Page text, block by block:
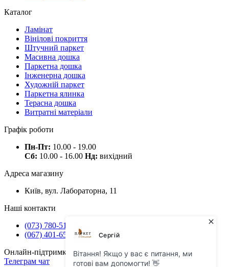
Каталог
Ламінат
Вінілові покриття
Штучний паркет
Масивна дошка
Паркетна дошка
Інженерна дошка
Художній паркет
Паркетна ялинка
Терасна дошка
Витратні матеріали
Графік роботи
Пн-Пт: 10.00 - 19.00
Сб: 10.00 - 16.00 Нд: вихідний
Адреса магазину
Київ, вул. Лабораторна, 11
Наші контакти
(073) 780-51-50
(067) 401-65-71
Онлайн-підтримка
Телеграм чат